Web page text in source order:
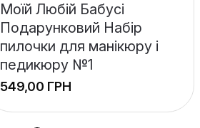
Моїй Любій Бабусі
Подарунковий Набір
пилочки для манікюру і
педикюру №1
ГРН